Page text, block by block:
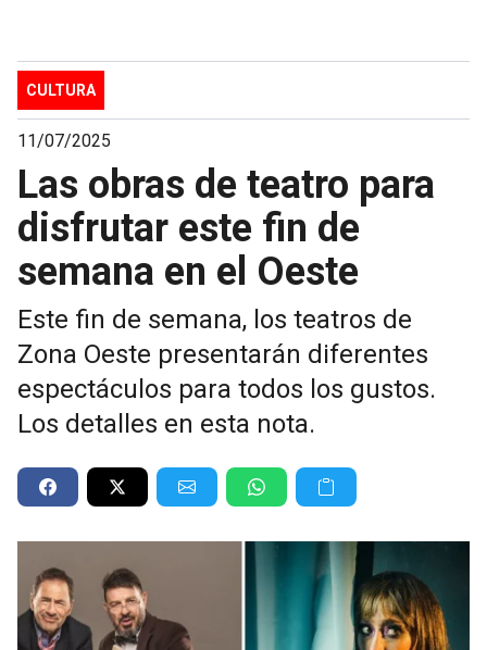
CULTURA
11/07/2025
Las obras de teatro para
disfrutar este fin de
semana en el Oeste
Este fin de semana, los teatros de
Zona Oeste presentarán diferentes
espectáculos para todos los gustos.
Los detalles en esta nota.